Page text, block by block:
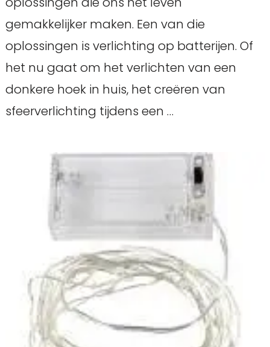
gemakkelijker maken. Een van die
oplossingen is verlichting op batterijen. Of
het nu gaat om het verlichten van een
donkere hoek in huis, het creëren van
sfeerverlichting tijdens een …